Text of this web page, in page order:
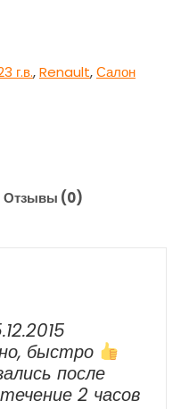
г.в.,Renault,Салон
Отзывы (0)
быстро
после
2 часов